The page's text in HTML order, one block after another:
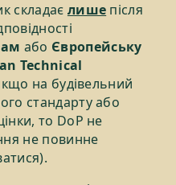
складає лише після
або Європейську
Technical
на будівельний
стандарту або
то DoP не
не повинне